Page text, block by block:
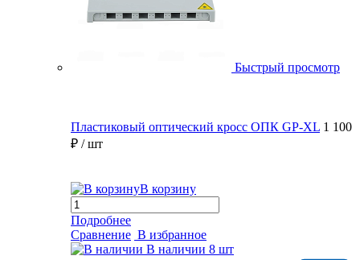
Быстрый просмотр
Пластиковый оптический кросс ОПК GP-XL 1 100
₽ / шт
В корзину
Подробнее
Сравнение В избранное
В наличии 8 шт